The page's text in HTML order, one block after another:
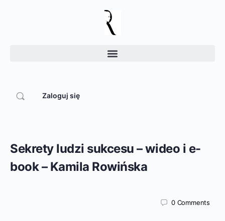
Zaloguj się
Sekrety ludzi sukcesu – wideo i e-
book – Kamila Rowińska
0 Comments